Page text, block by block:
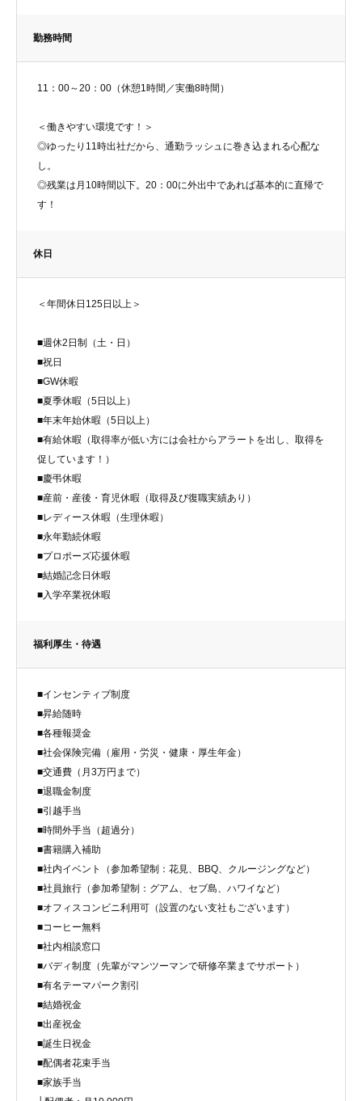
勤務時間
11：00～20：00（休憩1時間／実働8時間）
＜働きやすい環境です！＞
◎ゆったり11時出社だから、通勤ラッシュに巻き込まれる心配な
し。
◎残業は月10時間以下。20：00に外出中であれば基本的に直帰で
す！
休日
＜年間休日125日以上＞
■週休2日制（土・日）
■祝日
■GW休暇
■夏季休暇（5日以上）
■年末年始休暇（5日以上）
■有給休暇（取得率が低い方には会社からアラートを出し、取得を
促しています！）
■慶弔休暇
■産前・産後・育児休暇（取得及び復職実績あり）
■レディース休暇（生理休暇）
■永年勤続休暇
■プロポーズ応援休暇
■結婚記念日休暇
■入学卒業祝休暇
福利厚生・待遇
■インセンティブ制度
■昇給随時
■各種報奨金
■社会保険完備（雇用・労災・健康・厚生年金）
■交通費（月3万円まで）
■退職金制度
■引越手当
■時間外手当（超過分）
■書籍購入補助
■社内イベント（参加希望制：花見、BBQ、クルージングなど）
■社員旅行（参加希望制：グアム、セブ島、ハワイなど）
■オフィスコンビニ利用可（設置のない支社もございます）
■コーヒー無料
■社内相談窓口
■バディ制度（先輩がマンツーマンで研修卒業までサポート）
■有名テーマパーク割引
■結婚祝金
■出産祝金
■誕生日祝金
■配偶者花束手当
■家族手当